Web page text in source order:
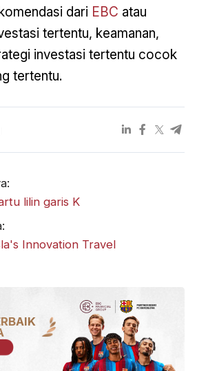
dari EBC atau
tertentu, keamanan,
investasi tertentu cocok
tertentu.
lilin garis K
Innovation Travel